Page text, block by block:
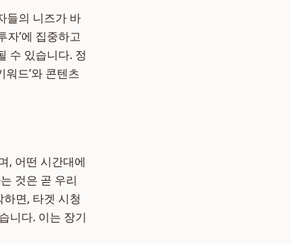
들의 니즈가 바
자’에 집중하고
수 있습니다. 정
드’와 콘텐츠
, 어떤 시간대에
것은 곧 우리
면, 타겟 시청
니다. 이는 장기